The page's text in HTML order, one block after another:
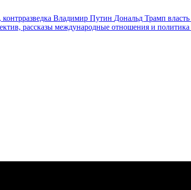
Владимир Путин Дональд Трамп власть
рассказы международные отношения и политика